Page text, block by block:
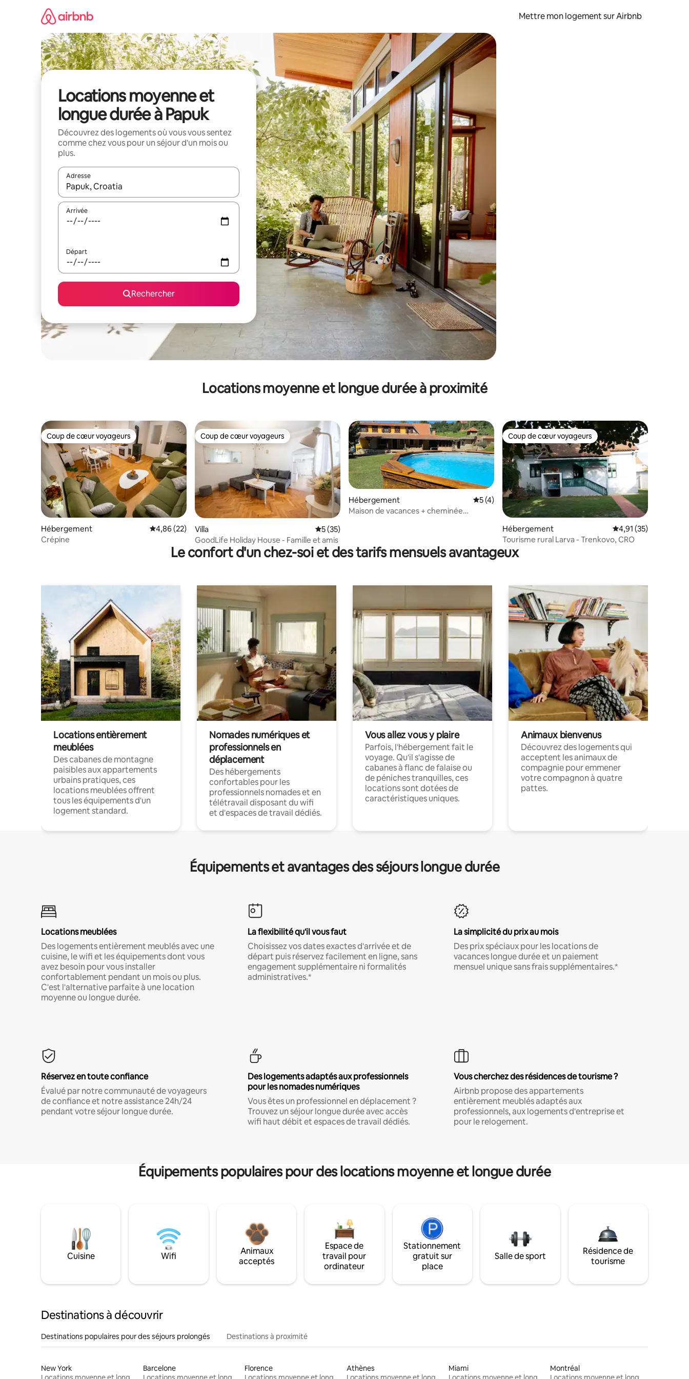
Mettre mon logement sur Airbnb
Locations moyenne et
longue durée à Papuk
Découvrez des logements où vous vous sentez
comme chez vous pour un séjour d'un mois ou
plus.
Adresse
Lorsque les résultats s'affichent, utilisez les flèches vers le haut et vers le bas pour les parcourir ou en appuyant et en faisant glisser.
Arrivée
Départ
Rechercher
Locations moyenne et longue durée à proximité
Coup de cœur voyageurs
Coup de cœur voyageurs
Hébergement Évaluation moyenne sur la base de 22 commentaires : 4,86 sur 5
4,86 (22)
Crépine
Coup de cœur voyageurs
Coup de cœur voyageurs
Villa Évaluation moyenne sur la base de 35 commentaires : 5 sur 5
5 (35)
GoodLife Holiday House - Famille et amis
Hébergement Évaluation moyenne sur la base de 4 commentaires : 5 sur 5
5 (4)
Maison de vacances + cheminée
Coup de cœur voyageurs
Coup de cœur voyageurs
Hébergement Évaluation moyenne
4,91 (35)
Tourisme rural Larva - Trenkovo, CRO
Le confort d'un chez-soi et des tarifs mensuels avantageux
Locations entièrement
meublées
Des cabanes de montagne
paisibles aux appartements
urbains pratiques, ces
locations meublées offrent
tous les équipements d'un
logement standard.
Nomades numériques et
professionnels en
déplacement
Des hébergements
confortables pour les
professionnels nomades et en
télétravail disposant du wifi
et d'espaces de travail dédiés.
Vous allez vous y plaire
Parfois, l'hébergement fait le
voyage. Qu'il s'agisse de
cabanes à flanc de falaise ou
de péniches tranquilles, ces
locations sont dotées de
caractéristiques uniques.
Animaux bienvenus
Découvrez des logements qui
acceptent les animaux de
compagnie pour emmener
votre compagnon à quatre
pattes.
Équipements et avantages des séjours longue durée
Locations meublées
Des logements entièrement meublés avec une
cuisine, le wifi et les équipements dont vous
avez besoin pour vous installer
confortablement pendant un mois ou plus.
C'est l'alternative parfaite à une location
moyenne ou longue durée.
La flexibilité qu'il vous faut
Choisissez vos dates exactes d'arrivée et de
départ puis réservez facilement en ligne, sans
engagement supplémentaire ni formalités
administratives.*
La simplicité du prix au mois
Des prix spéciaux pour les locations de
vacances longue durée et un paiement
mensuel unique sans frais supplémentaires.*
Réservez en toute confiance
Évalué par notre communauté de voyageurs
de confiance et notre assistance 24h/24
pendant votre séjour longue durée.
Des logements adaptés aux professionnels
pour les nomades numériques
Vous êtes un professionnel en déplacement ?
Trouvez un séjour longue durée avec accès
wifi haut débit et espaces de travail dédiés.
Vous cherchez des résidences de tourisme ?
Airbnb propose des appartements
entièrement meublés adaptés aux
professionnels, aux logements d'entreprise et
pour le relogement.
Équipements populaires pour des locations moyenne et longue durée
Cuisine Wifi
Animaux
acceptés
Espace de
travail pour
ordinateur
Stationnement
gratuit sur
place
Salle de sport
Résidence de
tourisme
Destinations à découvrir
Destinations populaires pour des séjours prolongés Destinations à proximité
New York
Barcelone
Florence
Athènes
Miami
Montréal